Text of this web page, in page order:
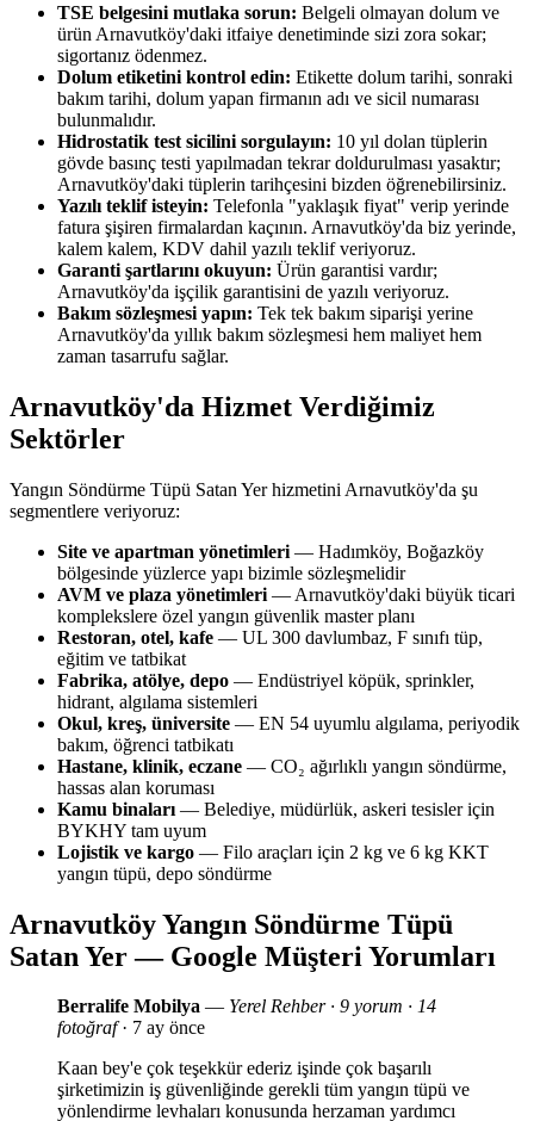
TSE belgesini mutlaka sorun: Belgeli olmayan dolum ve
ürün Arnavutköy'daki itfaiye denetiminde sizi zora sokar;
sigortanız ödenmez.
Dolum etiketini kontrol edin: Etikette dolum tarihi, sonraki
bakım tarihi, dolum yapan firmanın adı ve sicil numarası
bulunmalıdır.
Hidrostatik test sicilini sorgulayın: 10 yıl dolan tüplerin
gövde basınç testi yapılmadan tekrar doldurulması yasaktır;
Arnavutköy'daki tüplerin tarihçesini bizden öğrenebilirsiniz.
Yazılı teklif isteyin: Telefonla "yaklaşık fiyat" verip yerinde
fatura şişiren firmalardan kaçının. Arnavutköy'da biz yerinde,
kalem kalem, KDV dahil yazılı teklif veriyoruz.
Garanti şartlarını okuyun: Ürün garantisi vardır;
Arnavutköy'da işçilik garantisini de yazılı veriyoruz.
Bakım sözleşmesi yapın: Tek tek bakım siparişi yerine
Arnavutköy'da yıllık bakım sözleşmesi hem maliyet hem
zaman tasarrufu sağlar.
Arnavutköy'da Hizmet Verdiğimiz
Sektörler
Yangın Söndürme Tüpü Satan Yer hizmetini Arnavutköy'da şu
segmentlere veriyoruz:
Site ve apartman yönetimleri — Hadımköy, Boğazköy
bölgesinde yüzlerce yapı bizimle sözleşmelidir
AVM ve plaza yönetimleri — Arnavutköy'daki büyük ticari
komplekslere özel yangın güvenlik master planı
Restoran, otel, kafe — UL 300 davlumbaz, F sınıfı tüp,
eğitim ve tatbikat
Fabrika, atölye, depo — Endüstriyel köpük, sprinkler,
hidrant, algılama sistemleri
Okul, kreş, üniversite — EN 54 uyumlu algılama, periyodik
bakım, öğrenci tatbikatı
Hastane, klinik, eczane — CO₂ ağırlıklı yangın söndürme,
hassas alan koruması
Kamu binaları — Belediye, müdürlük, askeri tesisler için
BYKHY tam uyum
Lojistik ve kargo — Filo araçları için 2 kg ve 6 kg KKT
yangın tüpü, depo söndürme
Arnavutköy Yangın Söndürme Tüpü
Satan Yer — Google Müşteri Yorumları
Berralife Mobilya — Yerel Rehber · 9 yorum · 14
fotoğraf· 7 ay önce
Kaan bey'e çok teşekkür ederiz işinde çok başarılı
şirketimizin iş güvenliğinde gerekli tüm yangın tüpü ve
yönlendirme levhaları konusunda herzaman yardımcı